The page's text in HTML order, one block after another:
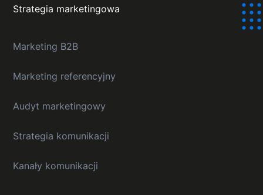
Strategia marketingowa
Marketing B2B
Marketing referencyjny
Audyt marketingowy
Strategia komunikacji
Kanały komunikacji